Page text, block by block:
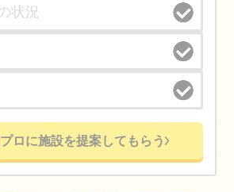
プロに施設を提案してもらう